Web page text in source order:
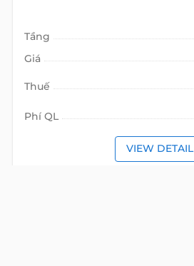
Tầng
Giá
Thuế
Phí QL
VIEW DETAIL